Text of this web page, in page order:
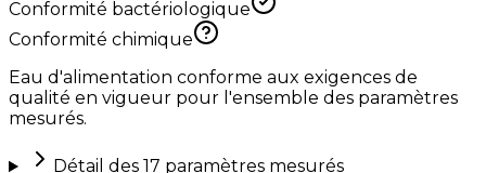
Conformité bactériologique
Conformité chimique
Eau d'alimentation conforme aux exigences de
qualité en vigueur pour l'ensemble des paramètres
mesurés.
Détail des 17 paramètres mesurés